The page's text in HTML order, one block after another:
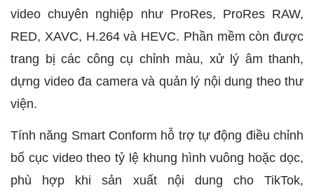
video chuyên nghiệp như ProRes, ProRes RAW,
RED, XAVC, H.264 và HEVC. Phần mềm còn được
trang bị các công cụ chỉnh màu, xử lý âm thanh,
dựng video đa camera và quản lý nội dung theo thư
viện.
Tính năng Smart Conform hỗ trợ tự động điều chỉnh
bố cục video theo tỷ lệ khung hình vuông hoặc dọc,
phù hợp khi sản xuất nội dung cho TikTok,